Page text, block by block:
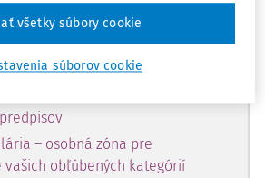
získate prístup aj k
obsahu:
– osobná zóna pre
vašich obľúbených kategórií
súborov cookie
všetky súbory cookie